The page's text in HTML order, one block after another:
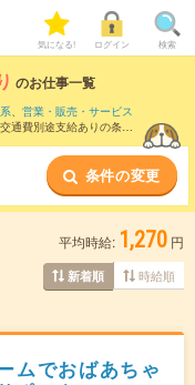
気になる! ログイン 検索
のお仕事一覧
、 営業・販売・サービス
通費別途支給ありの条件
条件の変更
平均時給: 1,270 円
新着順 時給順
ムでおばあちゃ